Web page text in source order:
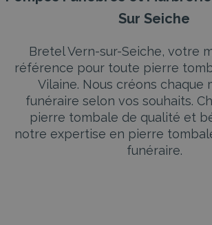
Sur Seiche
Bretel Vern-sur-Seiche, votre
référence pour toute pierre
Vilaine. Nous créons chaque
funéraire selon vos souhaits.
pierre tombale de qualité et
notre expertise en pierre
funéraire.